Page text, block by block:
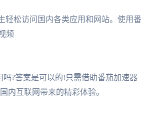
轻松访问国内各类应用和网站。使用番
频
?答案是可以的!只需借助番茄加速器
内互联网带来的精彩体验。